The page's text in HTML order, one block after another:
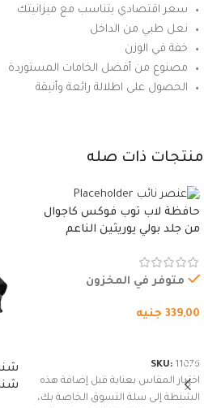
سعر اقتصادي يتناسب مع ميزانيتك
نعل طبي من الداخل
خفة في الوزن
مصنوع من أفضل الخامات المستوردة
الحصول على اطلالة رائعة وأنيقة
منتجات ذات صله
حافظة لاب توب فوكس كاجوال
من جلد بولي يوريثين الناعم
وسوستة.
متوفر في المخزون
339,00 جنيه
SKU: 11076
اختيار المقاس بعناية قبل إضافة هذه
الشنطة إلى سلة التسوق الخاصة بك،